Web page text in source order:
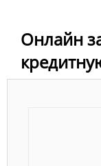
Онлайн